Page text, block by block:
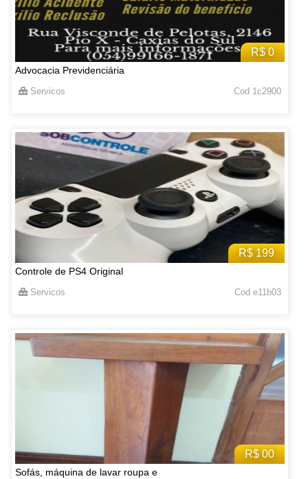
R$ 0
Advocacia Previdenciária
Servicos Cod 1c2900
R$ 199
Controle de PS4 Original
Servicos Cod e11b03
R$ 00
Sofás, máquina de lavar roupa e